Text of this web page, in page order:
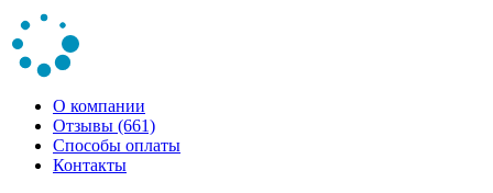
О компании
Отзывы (661)
Способы оплаты
Контакты